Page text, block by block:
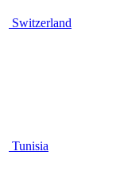
Switzerland
Tunisia